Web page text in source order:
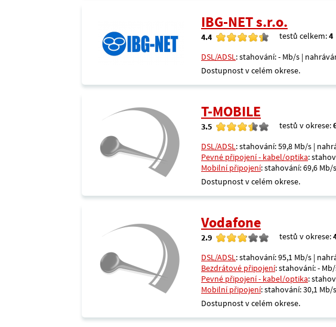
IBG-NET s.r.o.
4.4 testů celkem:4
DSL/ADSL: stahování: - Mb/s |
Dostupnost v celém okrese.
T-MOBILE
3.5 testů v okrese:
DSL/ADSL: stahování: 59,8 Mb/s |
Pevné připojení - kabel/optika:
Mobilní připojení: stahování: 69,6 Mb/
Dostupnost v celém okrese.
Vodafone
2.9 testů v okrese:
DSL/ADSL: stahování: 95,1 Mb/s |
Bezdrátové připojení: stahování: -
Pevné připojení - kabel/optika:
Mobilní připojení: stahování: 30,1 Mb/
Dostupnost v celém okrese.